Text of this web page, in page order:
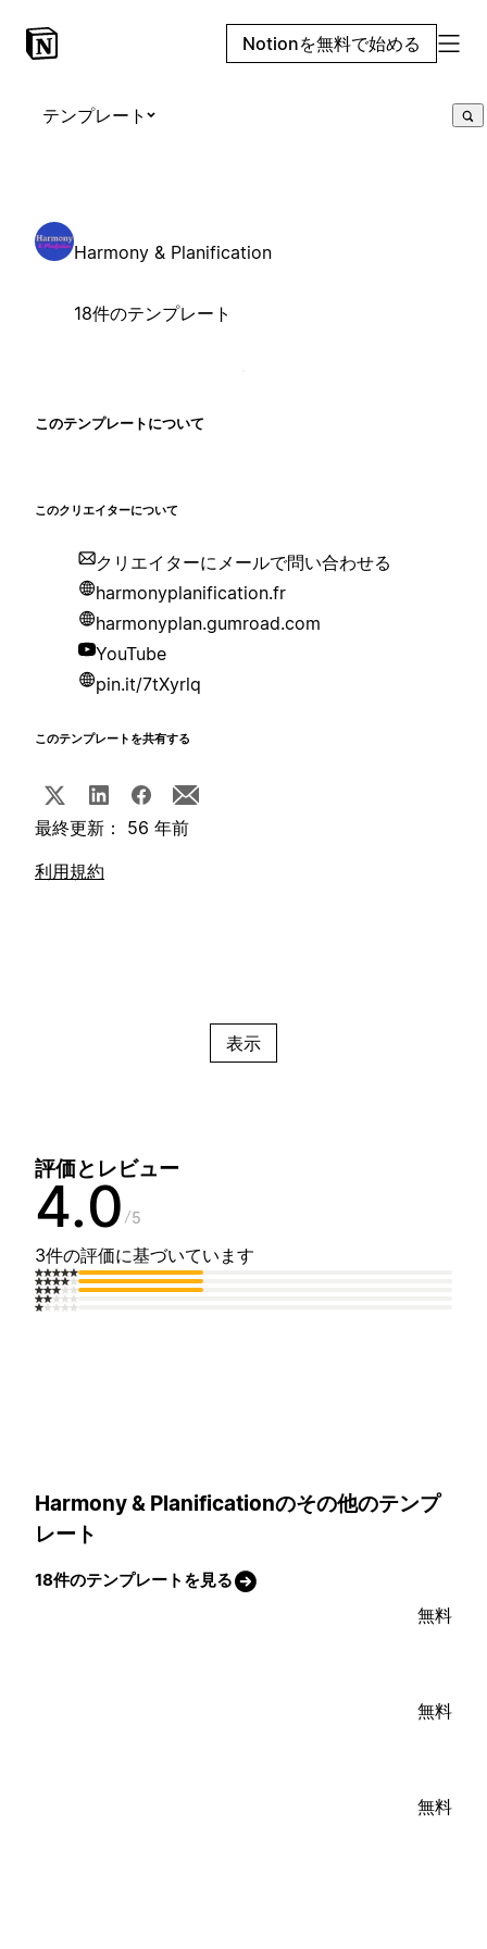
Notionを無料で始める
テンプレート
Harmony & Planification
18件のテンプレート
このテンプレートについて
このクリエイターについて
クリエイターにメールで問い合わせる
harmonyplanification.fr
harmonyplan.gumroad.com
YouTube
pin.it/7tXyrlq
このテンプレートを共有する
最終更新： 56 年前
利用規約
表示
評価とレビュー
4.0 5
3件の評価に基づいています
Harmony & Planificationのその他のテンプ
レート
18件のテンプレートを見る
無料
無料
無料